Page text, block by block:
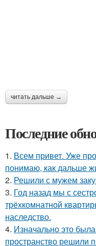
читать дальше →
Последние
1. Всем привет. Уже
понимаю, как дальше
2. Решили с мужем
3. Год назад мы с
трёхкомнатной
наследство.
4. Изначально это
пространство решили